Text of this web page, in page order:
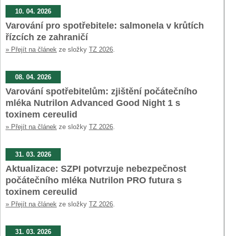
10. 04. 2026
Varování pro spotřebitele: salmonela v krůtích
řízcích ze zahraničí
» Přejít na článek ze složky TZ 2026
08. 04. 2026
Varování spotřebitelům: zjištění počátečního
mléka Nutrilon Advanced Good Night 1 s
toxinem cereulid
» Přejít na článek ze složky TZ 2026
31. 03. 2026
Aktualizace: SZPI potvrzuje nebezpečnost
počátečního mléka Nutrilon PRO futura s
toxinem cereulid
» Přejít na článek ze složky TZ 2026
31. 03. 2026